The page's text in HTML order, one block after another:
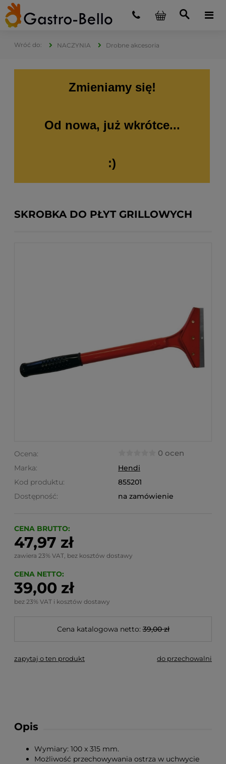
NACZYNIA Drobne akcesoria
Zmieniamy się!
Od nowa, już wkrótce...
:)
SKROBKA DO PŁYT GRILLOWYCH
Ocena: 0 ocen
Marka:
Hendi
Kod produktu:
855201
Dostępność:
na zamówienie
CENA BRUTTO:
47,97 zł
zawiera 23% VAT, bez kosztów dostawy
CENA NETTO:
39,00 zł
bez 23% VAT i kosztów dostawy
Cena katalogowa netto: 39,00 zł
zapytaj o ten produkt do przechowalni
Opis
Wymiary: 100 x 315 mm.
Możliwość przechowywania ostrza w uchwycie